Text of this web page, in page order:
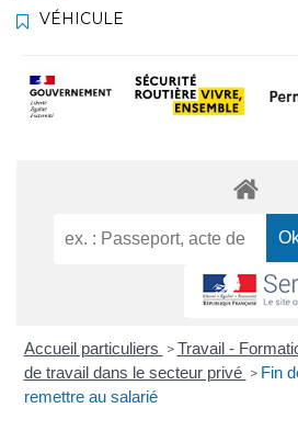
VÉHICULE
Accueil particuliers > Travail -
de travail dans le secteur privé > Fin
remettre au salarié